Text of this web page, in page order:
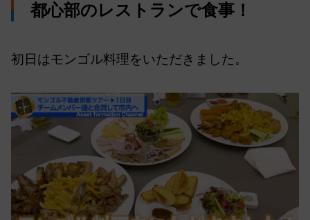
都心部のレストランで食事！
初日はモンゴル料理をいただきました。